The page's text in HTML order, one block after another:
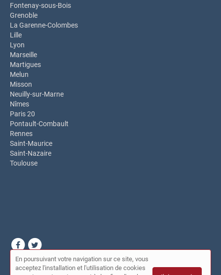
Fontenay-sous-Bois
Grenoble
La Garenne-Colombes
Lille
Lyon
Marseille
Martigues
Melun
Misson
Neuilly-sur-Marne
Nîmes
Paris 20
Pontault-Combault
Rennes
Saint-Maurice
Saint-Nazaire
Toulouse
© Dépanneur du coin 2026 |Plan du site |Mon compte
Contact
En poursuivant votre navigation sur ce site, vous
acceptez l'installation et l'utilisation de cookies